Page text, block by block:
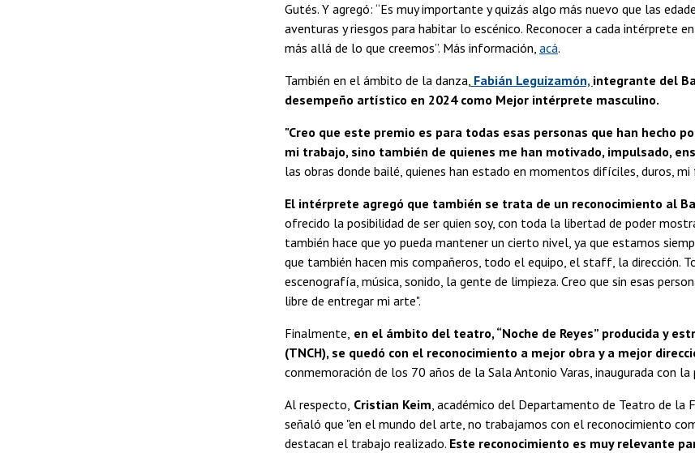
Gutés. Y agregó: “Es muy importante y quizás algo más nuevo que las
aventuras y riesgos para habitar lo escénico. Reconocer a cada intérprete
más allá de lo que creemos”. Más información, acá.
También en el ámbito de la danza, Fabián Leguizamón, integrante del
desempeño artístico en 2024 como Mejor intérprete masculino.
"Creo que este premio es para todas esas personas que han hecho
mi trabajo, sino también de quienes me han motivado, impulsado,
las obras donde bailé, quienes han estado en momentos difíciles, duros,
El intérprete agregó que también se trata de un reconocimiento al
ofrecido la posibilidad de ser quien soy, con toda la libertad de poder
también hace que yo pueda mantener un cierto nivel, ya que estamos
que también hacen mis compañeros, todo el equipo, el staff, la dirección.
escenografía, música, sonido, la gente de limpieza. Creo que sin esas
libre de entregar mi arte".
Finalmente, en el ámbito del teatro, “Noche de Reyes” producida y
(TNCH), se quedó con el reconocimiento a mejor obra y a mejor
conmemoración de los 70 años de la Sala Antonio Varas, inaugurada con
Al respecto, Cristian Keim, académico del Departamento de Teatro de la
señaló que "en el mundo del arte, no trabajamos con el reconocimiento
destacan el trabajo realizado. Este reconocimiento es muy relevante